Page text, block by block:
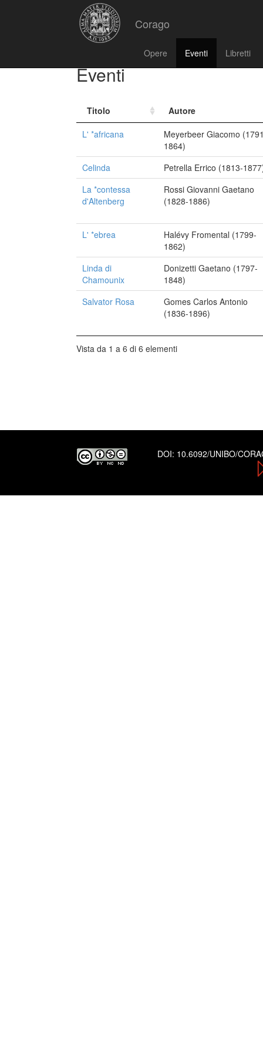
Corago
Opere Eventi Libretti
Eventi
Titolo
Autore
L' *africana
Meyerbeer Giacomo
1864)
Celinda
Petrella Errico (1813-
La *contessa
d'Altenberg
Rossi Giovanni Gaetano
(1828-1886)
L' *ebrea
Halévy Fromental (1799-
1862)
Linda di
Chamounix
Donizetti Gaetano (1797-
1848)
Salvator Rosa
Gomes Carlos Antonio
(1836-1896)
Vista da 1 a 6 di 6 elementi
DOI: 10.6092/UNIBO/